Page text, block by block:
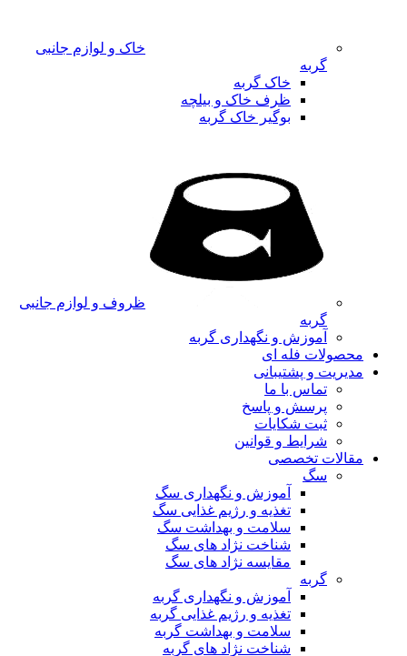
خاک و لوازم جانبی
گربه
خاک گربه
ظرف خاک و بیلچه
بوگیر خاک گربه
ظروف و لوازم جانبی
گربه
آموزش و نگهداری گربه
محصولات فله ای
مدیریت و پشتیبانی
تماس با ما
پرسش و پاسخ
ثبت شکایات
شرایط و قوانین
مقالات تخصصی
سگ
آموزش و نگهداری سگ
تغذیه و رژیم غذایی سگ
سلامت و بهداشت سگ
شناخت نژاد های سگ
مقایسه نژاد های سگ
گربه
آموزش و نگهداری گربه
تغذیه و رژیم غذایی گربه
سلامت و بهداشت گربه
شناخت نژاد های گربه